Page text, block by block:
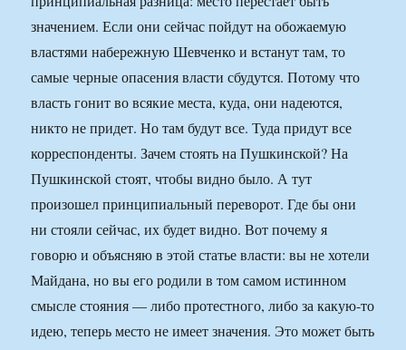
значением. Если они сейчас пойдут на обожаемую
властями набережную Шевченко и встанут там, то
самые черные опасения власти сбудутся. Потому что
власть гонит во всякие места, куда, они надеются,
никто не придет. Но там будут все. Туда придут все
корреспонденты. Зачем стоять на Пушкинской? На
Пушкинской стоят, чтобы видно было. А тут
произошел принципиальный переворот. Где бы они
ни стояли сейчас, их будет видно. Вот почему я
говорю и объясняю в этой статье власти: вы не хотели
Майдана, но вы его родили в том самом истинном
смысле стояния — либо протестного, либо за какую-то
идею, теперь место не имеет значения. Это может быть